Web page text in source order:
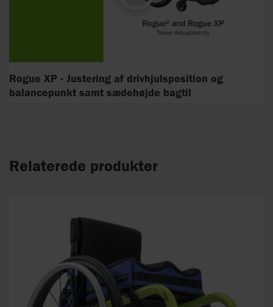
Rogue XP - Justering af drivhjulsposition og
balancepunkt samt sædehøjde bagtil
Relaterede produkter